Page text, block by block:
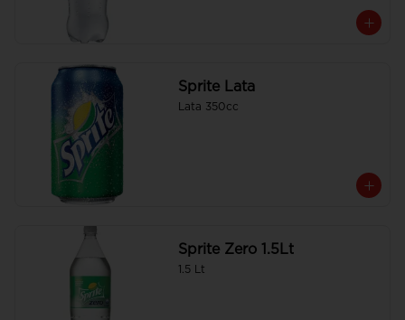
Sprite Lata
Lata 350cc
Sprite Zero 1.5Lt
1.5 Lt